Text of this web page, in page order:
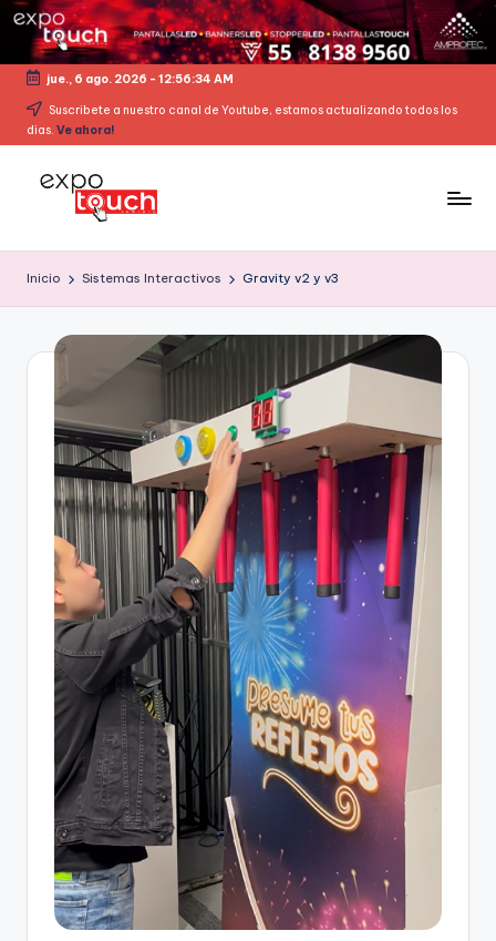
jue., 6 ago. 2026 - 12:56:34 AM
Suscribete a nuestro canal de Youtube, estamos actualizando todos los
dias. Ve ahora!
Inicio Sistemas Interactivos Gravity v2 y v3